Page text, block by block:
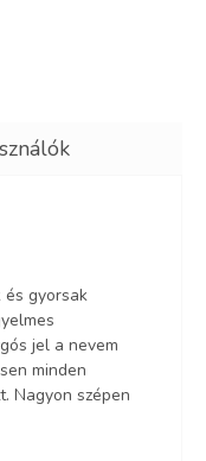
5 csillag.
és gyorsak
jel a nevem
minden
Nagyon szépen